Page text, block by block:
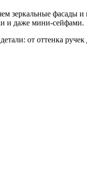
зеркальные фасады
и даже мини-сейфами.
от оттенка